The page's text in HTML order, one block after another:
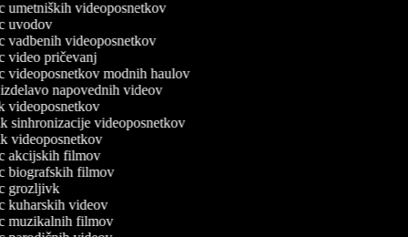
umetniških videoposnetkov
uvodov
vadbenih videoposnetkov
video pričevanj
videoposnetkov modnih haulov
izdelavo napovednih videov
videoposnetkov
sinhronizacije videoposnetkov
videoposnetkov
akcijskih filmov
biografskih filmov
grozljivk
kuharskih videov
muzikalnih filmov